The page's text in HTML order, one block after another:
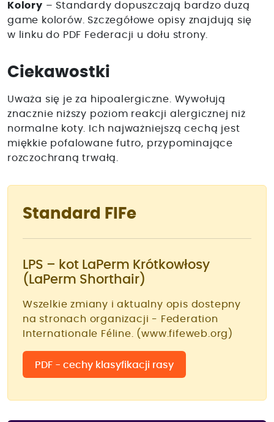
Kolory – Standardy dopuszczają bardzo duzą
game kolorów. Szczegółowe opisy znajdują się
w linku do PDF Federacji u dołu strony.
Ciekawostki
Uważa się je za hipoalergiczne. Wywołują
znacznie niższy poziom reakcji alergicznej niż
normalne koty. Ich najważniejszą cechą jest
miękkie pofalowane futro, przypominające
rozczochraną trwałą.
Standard FIFe
LPS – kot LaPerm Krótkowłosy
(LaPerm Shorthair)
Wszelkie zmiany i aktualny opis dostepny
na stronach organizacji - Federation
Internationale Féline. (www.fifeweb.org)
PDF - cechy klasyfikacji rasy